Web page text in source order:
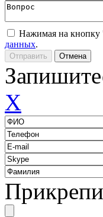
Нажимая на
данных.
X